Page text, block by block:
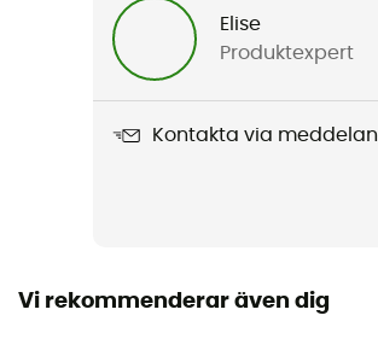
Produktnamn
Forefront 2 MIPS Aleck Crash Sensor
Använd teknologi
Elise
Produktexpert
Kontakta via
Vi rekommenderar även dig